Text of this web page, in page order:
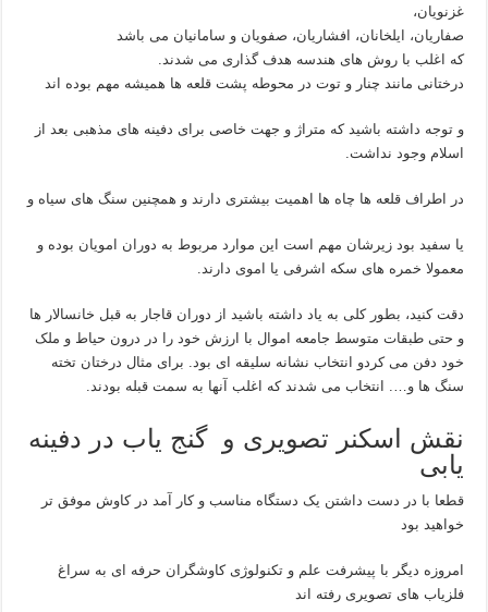
غزنویان،
صفاریان، ایلخانان، افشاریان، صفویان و سامانیان می باشد
که اغلب با روش های هندسه هدف گذاری می شدند.
درختانی مانند چنار و توت در محوطه پشت قلعه ها همیشه مهم بوده اند
و توجه داشته باشید که متراژ و جهت خاصی برای دفینه های مذهبی بعد از
اسلام وجود نداشت.
در اطراف قلعه ها چاه ها اهمیت بیشتری دارند و همچنین سنگ های سیاه و
یا سفید بود زیرشان مهم است این موارد مربوط به دوران امویان بوده و
معمولا خمره های سکه اشرفی یا اموی دارند.
دقت کنید، بطور کلی به یاد داشته باشید از دوران قاجار به قبل خانسالار ها
و حتی طبقات متوسط جامعه اموال با ارزش خود را در درون حیاط و ملک
خود دفن می کردو انتخاب نشانه سلیقه ای بود. برای مثال درختان تخته
سنگ ها و…. انتخاب می شدند که اغلب آنها به سمت قبله بودند.
نقش اسکنر تصویری و گنج یاب در دفینه
یابی
قطعا با در دست داشتن یک دستگاه مناسب و کار آمد در کاوش موفق تر
خواهید بود
امروزه دیگر با پیشرفت علم و تکنولوژی کاوشگران حرفه ای به سراغ
فلزیاب های تصویری رفته اند